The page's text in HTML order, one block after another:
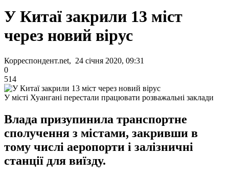
У Китаї закрили 13 міст
через новий вірус
Корреспондент.net, 24 січня 2020, 09:31
0
514
У місті Хуангані перестали працювати розважальні заклади
Влада призупинила транспортне
сполучення з містами, закривши в
тому числі аеропорти і залізничні
станції для виїзду.